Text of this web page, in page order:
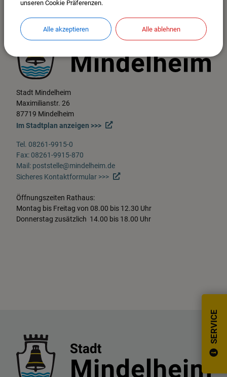
SERVICE
Stadt Mindelheim
Maximilianstr. 26
87719 Mindelheim
Im Stadtplan anzeigen >>>
Tel. 08261-9915-0
Fax: 08261-9915-870
Mail: poststelle@mindelheim.de
Sicheres Kontaktformular >>>
Öffnungszeiten Rathaus:
Montag bis Freitag von 08.00 bis 12.30 Uhr
Donnerstag zusätzlich 14.00 bis 18.00 Uhr
unseren Cookie Präferenzen.
Alle akzeptieren Alle ablehnen